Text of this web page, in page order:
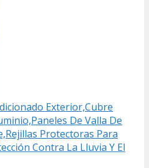
Exterior,Cubre
De Valla De
Protectoras Para
Contra La Lluvia Y El